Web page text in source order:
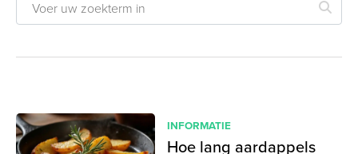
INFORMATIE
Hoe lang aardappels